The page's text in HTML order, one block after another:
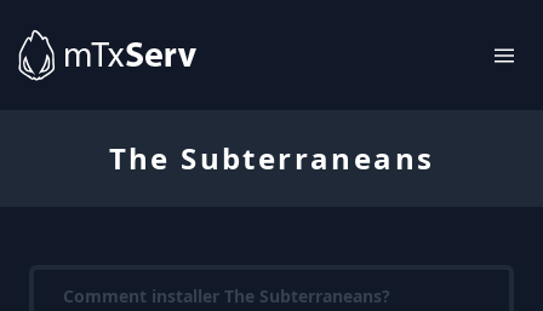
The Subterraneans
Comment installer The Subterraneans?